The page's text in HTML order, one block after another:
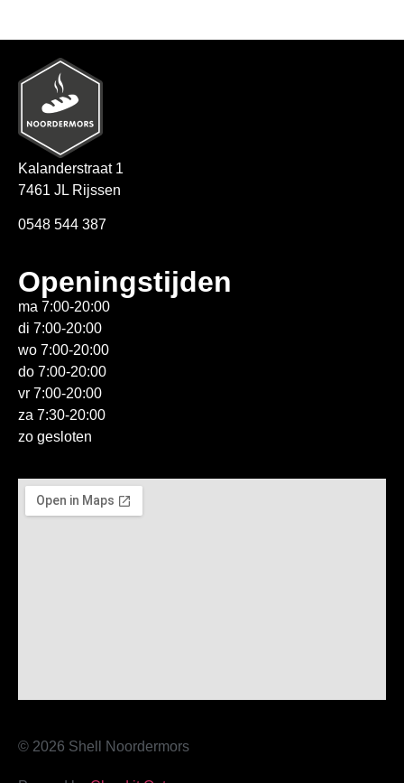
Kalanderstraat 1
7461 JL Rijssen
0548 544 387
Openingstijden
ma 7:00-20:00
di 7:00-20:00
wo 7:00-20:00
do 7:00-20:00
vr 7:00-20:00
za 7:30-20:00
zo gesloten
© 2026 Shell Noordermors